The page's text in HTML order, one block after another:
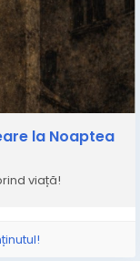
la Noaptea
viață!